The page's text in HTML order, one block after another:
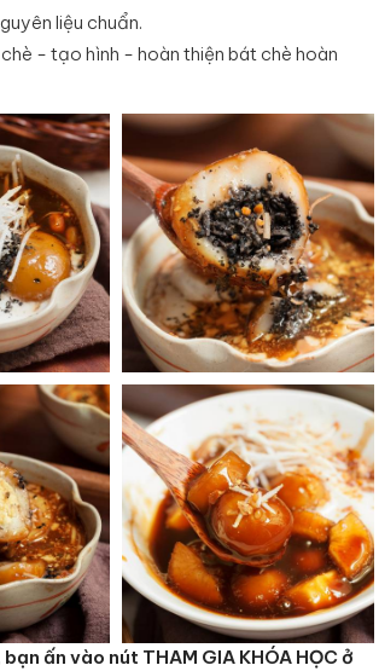
liệu chuẩn.
- tạo hình - hoàn thiện bát chè hoàn
ấn vào nút THAM GIA KHÓA HỌC ở